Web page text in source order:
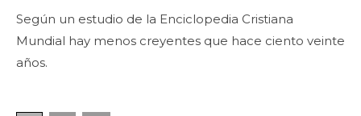
Según un estudio de la Enciclopedia Cristiana
Mundial hay menos creyentes que hace ciento veinte
años.